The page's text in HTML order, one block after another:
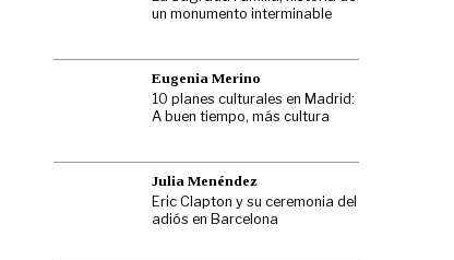
un monumento interminable
Eugenia Merino
10 planes culturales en Madrid:
A buen tiempo, más cultura
Julia Menéndez
Eric Clapton y su ceremonia del
adiós en Barcelona